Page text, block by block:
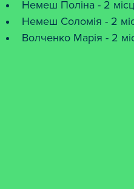
Немеш Поліна - 2
Немеш Соломія - 2
Волченко Марія - 2